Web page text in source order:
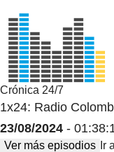
Crónica 24/7
1x24: Radio
23/08/2024 -
Ver más episodios Ir